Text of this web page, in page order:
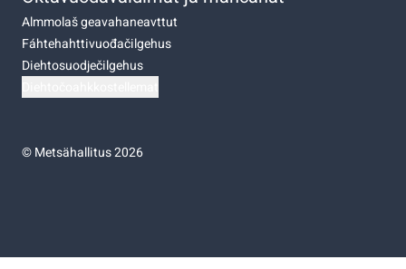
Almmolaš geavahaneavttut
Fáhtehahttivuođačilgehus
Diehtosuodječilgehus
©Metsähallitus 2026